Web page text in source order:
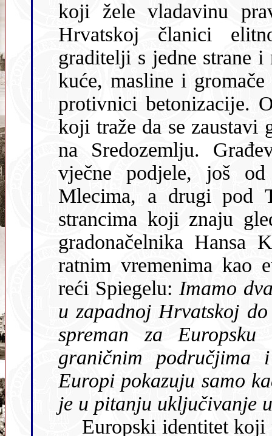
koji žele vladavinu prava i u Hrvatskoj
Hrvatskoj članici elitnog
graditelji s jedne strane
kuće, masline i
protivnici betonizacĳe. Oni koji su za legalizacĳu Vira i oni
koji traže da se zaustavi gradnja što unakazuje najljepšu obalu
na Sredozemlju. Građevinski
vječne podjele, još
Mlecima, a drugi pod
strancima koji znaju gledati poput nekadašnjeg bremenskog
gradonačelnika Hansa
ratnim vremenima kao
reći Spiegelu: Imamo
u zapadnoj Hrvatskoj do sredine Zagreba i taj je nedvojbeno
spreman za Europsku unĳu. Drugi dio
graničnim područjima i
Europi pokazuju samo
je u pitanju uključivanje
Europski identitet koji